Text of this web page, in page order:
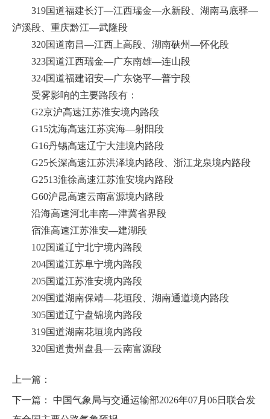
319国道福建长汀—江西瑞金—永新段、湖南马底驿—
泸溪段、重庆黔江—武隆段
320国道南昌—江西上高段、湖南硖州—怀化段
323国道江西瑞金—广东南雄—连山段
324国道福建诏安—广东饶平—普宁段
受雾影响的主要路段有：
G2京沪高速江苏淮安境内路段
G15沈海高速江苏滨海—射阳段
G16丹锡高速辽宁大洼境内路段
G25长深高速江苏洪泽境内路段、浙江龙泉境内路段
G2513淮徐高速江苏淮安境内路段
G60沪昆高速云南富源境内路段
沿海高速河北丰南—津冀省界段
宿淮高速江苏淮安—建湖段
102国道辽宁北宁境内路段
204国道江苏阜宁境内路段
205国道江苏淮安境内路段
209国道湖南保靖—花垣段、湖南通道境内路段
305国道辽宁盘锦境内路段
319国道湖南花垣境内路段
320国道贵州盘县—云南富源段
上一篇：
下一篇： 中国气象局与交通运输部2026年07月06日联合发